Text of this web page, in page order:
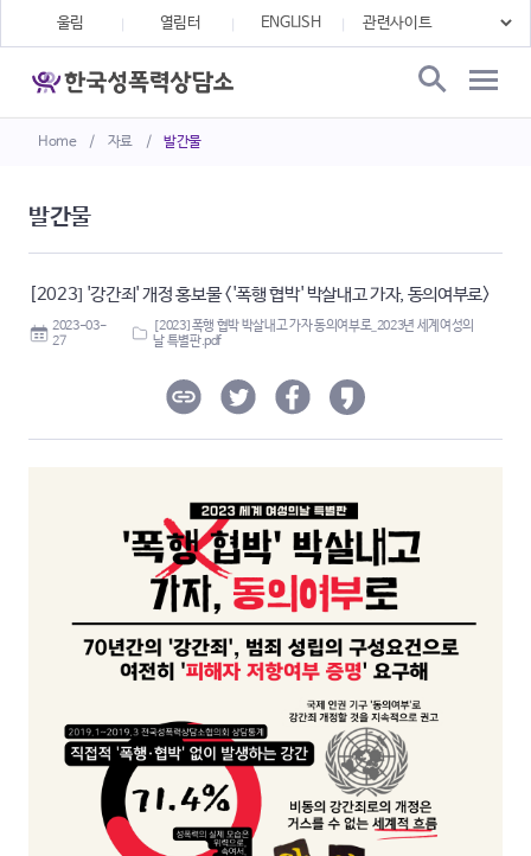
Home / 자료 / 발간물
울림 열림터 ENGLISH
발간물
[2023] '강간죄' 개정 홍보물 <'폭행 협박' 박살내고 가자, 동의여부로>
2023-03-
27
[2023] 폭행 협박 박살내고 가자 동의여부로_2023년 세계여성의
날 특별판.pdf